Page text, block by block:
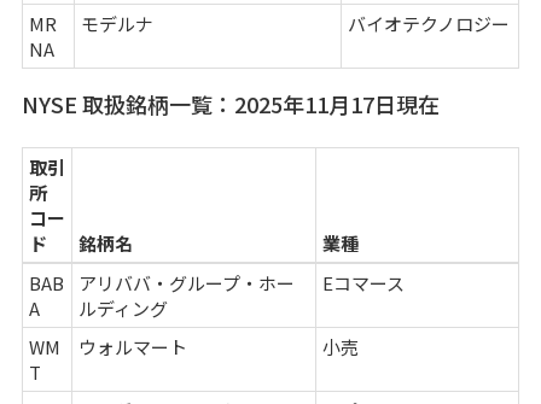
MR
NA
モデルナ バイオテクノロジー
NYSE 取扱銘柄一覧：2025年11月17日現在
取引
所
コー
ド
銘柄名
業種
BAB
A
アリババ・グループ・ホー
ルディング
Eコマース
WM
T
ウォルマート 小売